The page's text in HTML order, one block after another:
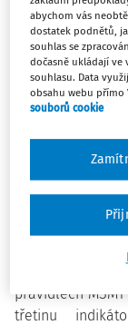
kvality a výkonu
různě
neuniverzitního
jsou čtyři
výkonu
extrémně silných
Výkon má
Uměleckým
neuniverzitních
pravidlech
třetinu
abychom vás
dostatek podnětů,
souhlas se
dočasně ukládají ve
souhlasu. Data
obsahu webu přímo
souborů cookie